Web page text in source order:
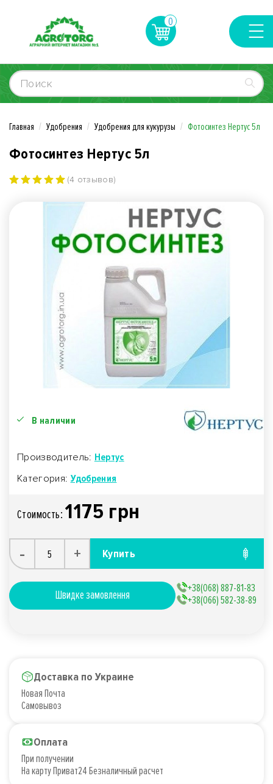
0
Главная Удобрения Удобрения для кукурузы Фотосинтез Нертус 5л
Фотосинтез Нертус 5л
(4 отзывов)
В наличии
Производитель: Нертус
Категория: Удобрения
Стоимость: 1175 грн
- + Купить
Швидке замовлення
+38(068) 887-81-83
+38(066) 582-38-89
Доставка по Украине
Новая Почта
Самовывоз
Оплата
При получении
На карту Приват24 Безналичный расчет